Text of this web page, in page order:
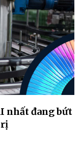
nhất đang bứt